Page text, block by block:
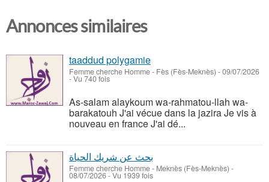
Annonces similaires
taaddud polygamie
Femme cherche Homme- Fès (Fès-Meknès) -09/07/2026
- Vu 740 fois
As-salam alaykoum wa-rahmatou-llah wa-
barakatouh J'ai vécue dans la jazira Je vis à
nouveau en france J'ai dé...
بحث عن شريك الحياة
Femme cherche Homme- Meknès‎ (Fès-Meknès) -
08/07/2026 - Vu 1939 fois